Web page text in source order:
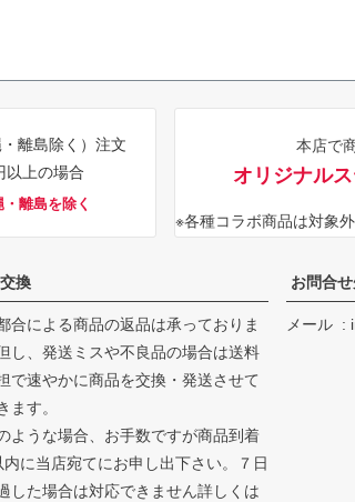
離島除く）注文
以上の場合
離島を除く
本店で
オリジナル
※各種コラボ商品は対象外
換
合による商品の返品は承っておりま
し、発送ミスや不良品の場合は送料
で速やかに商品を交換・発送させて
ます。
ような場合、お手数ですが商品到着
内に当店宛てにお申し出下さい。７日
した場合は対応できません詳しくは
お問合
メール